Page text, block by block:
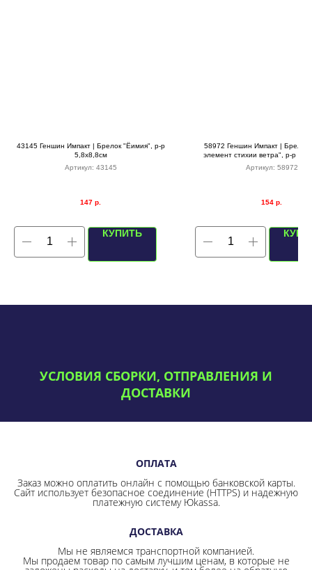
43145 Геншин Импакт | Брелок "Ёимия", р-р
5,8х8,8см
Артикул: 43145
147 р.
КУПИТЬ
58972 Геншин Импакт | Брелок
элемент стихии ветра", р-р
золотой с перьями)
Артикул: 58972
154 р.
УСЛОВИЯ СБОРКИ, ОТПРАВЛЕНИЯ И
ДОСТАВКИ
ОПЛАТА
Заказ можно оплатить онлайн с помощью банковской карты.
Сайт использует безопасное соединение (HTTPS) и надежную
платежную систему Юkassa.
ДОСТАВКА
Мы не являемся транспортной компанией.
Мы продаем товар по самым лучшим ценам, в которые не